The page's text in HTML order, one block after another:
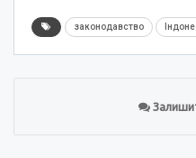
законодавство